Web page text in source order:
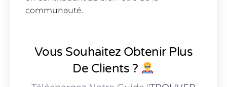
communauté.
Vous Souhaitez Obtenir Plus
De Clients ?